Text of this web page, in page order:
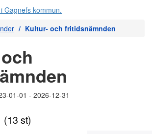
Kultur- och fritidsnämnden
01-01 - 2026-12-31
(13 st)